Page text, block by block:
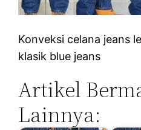
Konveksi celana jeans
klasik blue jeans
Artikel
Lainnya: